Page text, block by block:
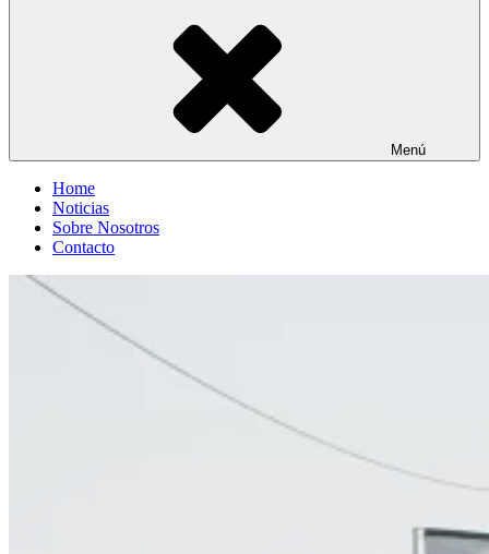
Menú
Home
Noticias
Sobre Nosotros
Contacto